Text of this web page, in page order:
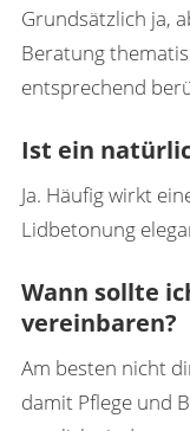
Grundsätzlich ja,
Beratung
entsprechend
Ist ein
Ja. Häufig wirkt
Lidbetonung
Wann sollte
vereinbaren?
Am besten nicht
damit Pflege und